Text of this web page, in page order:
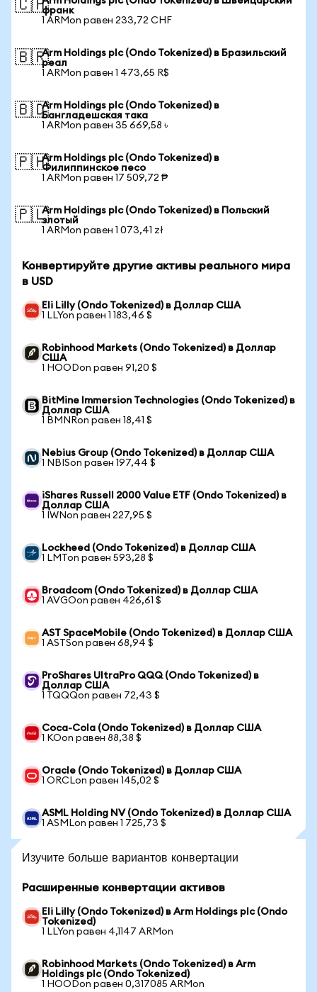
🇨🇭франк
1 ARMon равен 233,72 CHF
🇧🇷Arm Holdings plc (Ondo Tokenized) в Бразильский
реал
1 ARMon равен 1 473,65 R$
🇧🇩Arm Holdings plc (Ondo Tokenized) в
Бангладешская така
1 ARMon равен 35 669,58 ৳
🇵🇭Arm Holdings plc (Ondo Tokenized) в
Филиппинское песо
1 ARMon равен 17 509,72 ₱
🇵🇱Arm Holdings plc (Ondo Tokenized) в Польский
злотый
1 ARMon равен 1 073,41 zł
Конвертируйте другие активы реального мира
в USD
Eli Lilly (Ondo Tokenized) в Доллар США
1 LLYon равен 1 183,46 $
Robinhood Markets (Ondo Tokenized) в Доллар
США
1 HOODon равен 91,20 $
BitMine Immersion Technologies (Ondo Tokenized) в
Доллар США
1 BMNRon равен 18,41 $
Nebius Group (Ondo Tokenized) в Доллар США
1 NBISon равен 197,44 $
iShares Russell 2000 Value ETF (Ondo Tokenized) в
Доллар США
1 IWNon равен 227,95 $
Lockheed (Ondo Tokenized) в Доллар США
1 LMTon равен 593,28 $
Broadcom (Ondo Tokenized) в Доллар США
1 AVGOon равен 426,61 $
AST SpaceMobile (Ondo Tokenized) в Доллар США
1 ASTSon равен 68,94 $
ProShares UltraPro QQQ (Ondo Tokenized) в
Доллар США
1 TQQQon равен 72,43 $
Coca-Cola (Ondo Tokenized) в Доллар США
1 KOon равен 88,38 $
Oracle (Ondo Tokenized) в Доллар США
1 ORCLon равен 145,02 $
ASML Holding NV (Ondo Tokenized) в Доллар США
1 ASMLon равен 1 725,73 $
Изучите больше вариантов конвертации
Расширенные конвертации активов
Eli Lilly (Ondo Tokenized) в Arm Holdings plc (Ondo
Tokenized)
1 LLYon равен 4,1147 ARMon
Robinhood Markets (Ondo Tokenized) в Arm
Holdings plc (Ondo Tokenized)
1 HOODon равен 0,317085 ARMon